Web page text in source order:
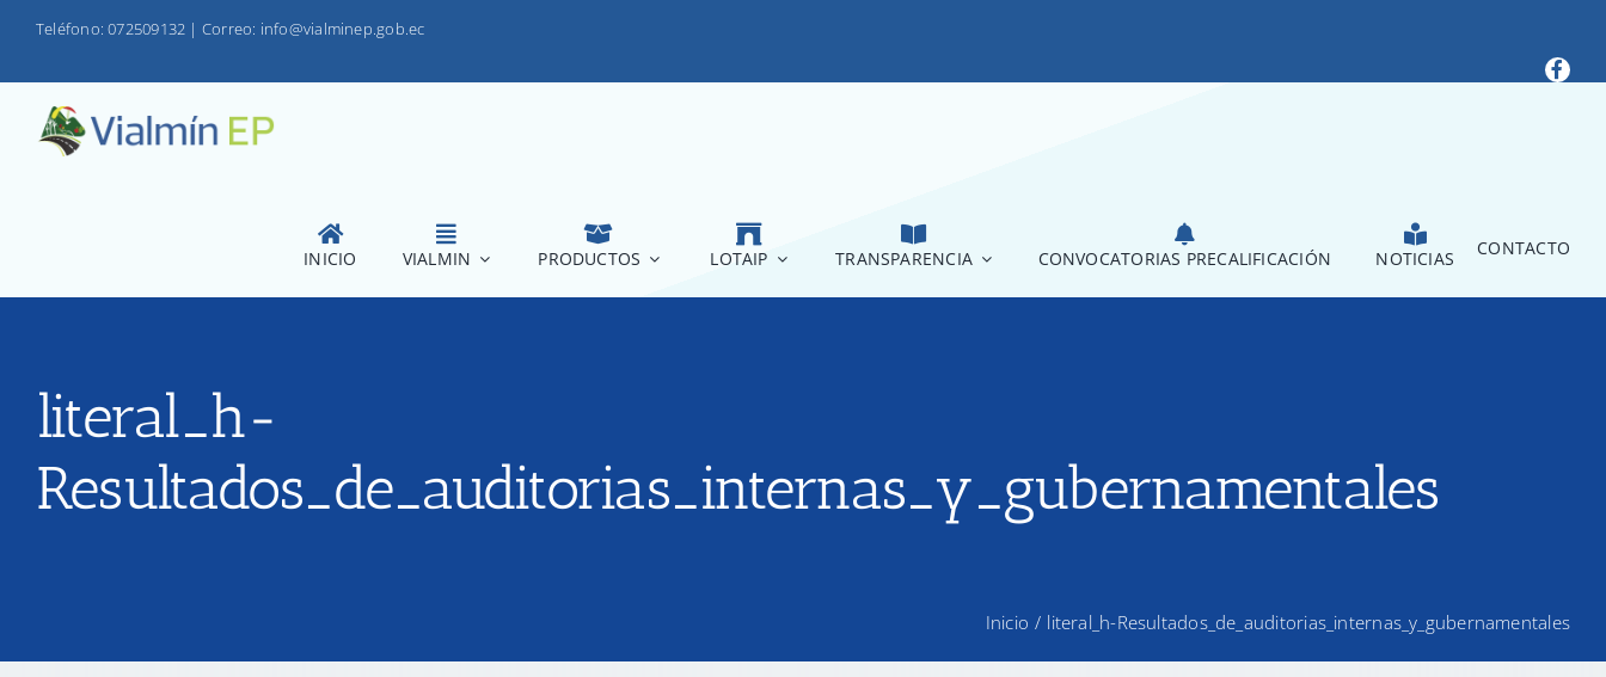
Teléfono: 072509132 | Correo: info@vialminep.gob.ec
INICIO VIALMIN PRODUCTOS LOTAIP TRANSPARENCIA CONVOCATORIAS PRECALIFICACIÓN NOTICIAS CONTACTO
literal_h-
Resultados_de_auditorias_internas_y_gubernamentales
Inicio / literal_h-Resultados_de_auditorias_internas_y_gubernamentales